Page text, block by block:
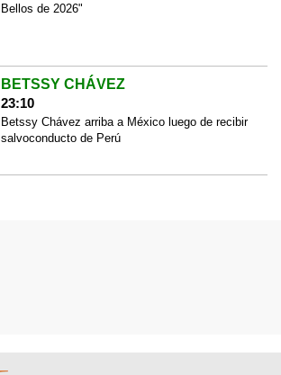
Bellos de 2026"
BETSSY CHÁVEZ
23:10
Betssy Chávez arriba a México luego de recibir
salvoconducto de Perú